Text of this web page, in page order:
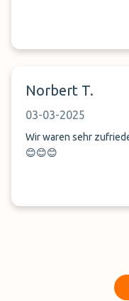
Norbert T.
03-03-2025
Wir waren sehr
😊😊😊